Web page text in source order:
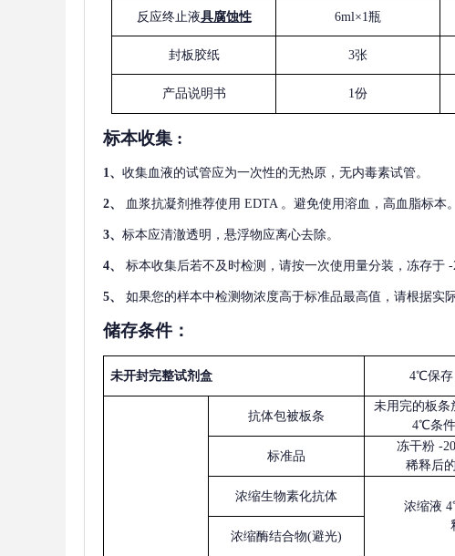
反应终止液具腐蚀性 6ml×1瓶
封板胶纸 3张
产品说明书 1份
标本收集 :
1、 收集血液的试管应为一次性的无热原，无内毒素试管。
2、 血浆抗凝剂推荐使用 EDTA 。避免使用溶血，高血脂标本。
3、 标本应清澈透明，悬浮物应离心去除。
4、 标本收集后若不及时检测，请按一次使用量分装，冻存于 -
5、 如果您的样本中检测物浓度高于标准品最高值，请根据实
储存条件：
未开封完整试剂盒 4℃保存
抗体包被板条
未用完的板条
4℃条
标准品
冻干粉 -
稀释后
浓缩生物素化抗体
浓缩液
浓缩酶结合物(避光)